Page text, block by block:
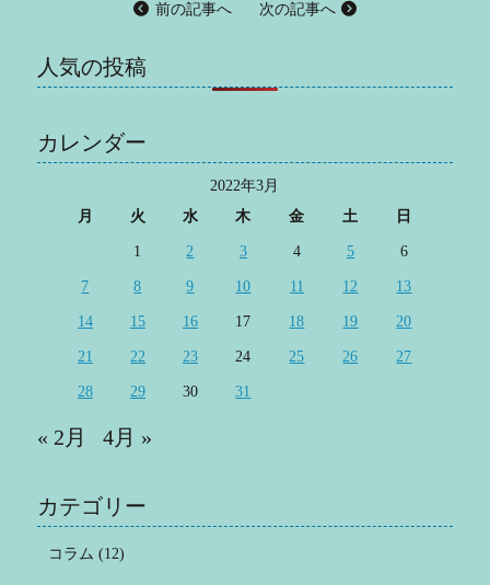
前の記事へ 次の記事へ
人気の投稿
カレンダー
2022年3月
月
火 水 木 金 土 日
1 2 3 4 5 6
7 8 9 10 11 12 13
14 15 16 17 18 19 20
21 22 23 24 25 26 27
28 29 30 31
« 2月 4月 »
カテゴリー
コラム (12)